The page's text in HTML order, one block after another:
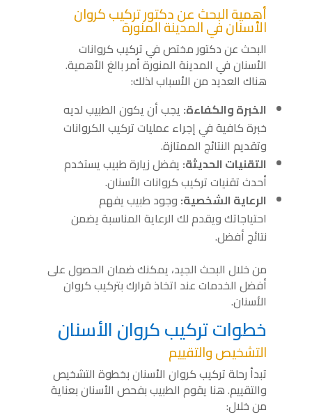
أهمية البحث عن دكتور تركيب كروان
الأسنان في المدينة المنورة
البحث عن دكتور مختص في تركيب كروانات
الأسنان في المدينة المنورة أمر بالغ الأهمية.
هناك العديد من الأسباب لذلك:
الخبرة والكفاءة: يجب أن يكون الطبيب لديه
خبرة كافية في إجراء عمليات تركيب الكروانات
وتقديم النتائج الممتازة.
التقنيات الحديثة: يفضل زيارة طبيب يستخدم
أحدث تقنيات تركيب كروانات الأسنان.
الرعاية الشخصية: وجود طبيب يفهم
احتياجاتك ويقدم لك الرعاية المناسبة يضمن
نتائج أفضل.
من خلال البحث الجيد، يمكنك ضمان الحصول على
أفضل الخدمات عند اتخاذ قرارك بتركيب كروان
الأسنان.
خطوات تركيب كروان الأسنان
التشخيص والتقييم
تبدأ رحلة تركيب كروان الأسنان بخطوة التشخيص
والتقييم. هنا يقوم الطبيب بفحص الأسنان بعناية
من خلال: